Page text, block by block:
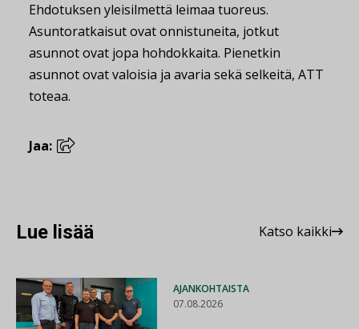
Ehdotuksen yleisilmettä leimaa tuoreus.
Asuntoratkaisut ovat onnistuneita, jotkut
asunnot ovat jopa hohdokkaita. Pienetkin
asunnot ovat valoisia ja avaria sekä selkeitä, ATT
toteaa.
Jaa:
Lue lisää Katso kaikki
AJANKOHTAISTA
07.08.2026